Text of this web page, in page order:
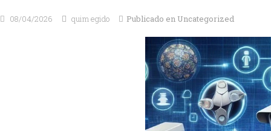
08/04/2026 quim egido Publicado en Uncategorized